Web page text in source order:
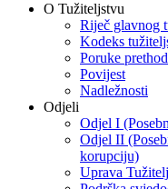
O Tužiteljstvu
Riječ glavnog
Kodeks
Poruke
Povijest
Nadležnosti
Odjeli
Odjel I
Odjel II
korupciju)
Uprava